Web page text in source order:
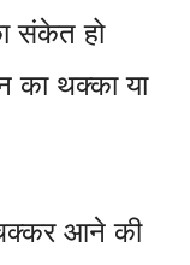
संकेत हो
थक्का या
आने की